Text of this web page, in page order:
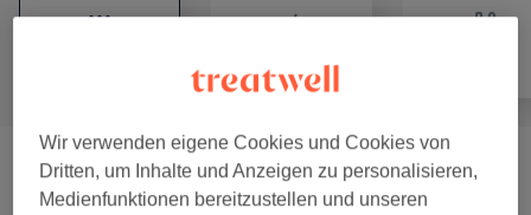
Maniküre & Pediküre (8) ab 45 €
Wir verwenden eigene Cookies und Cookies von
Dritten, um Inhalte und Anzeigen zu personalisieren,
Medienfunktionen bereitzustellen und unseren